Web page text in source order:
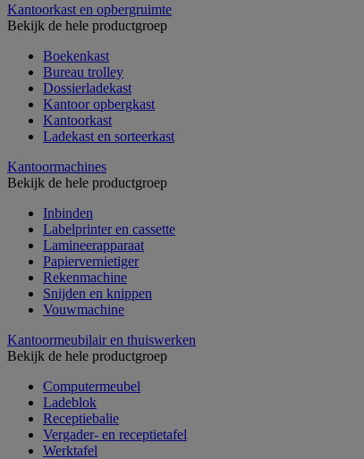
Kantoorkast en opbergruimte
Bekijk de hele productgroep
Boekenkast
Bureau trolley
Dossierladekast
Kantoor opbergkast
Kantoorkast
Ladekast en sorteerkast
Kantoormachines
Bekijk de hele productgroep
Inbinden
Labelprinter en cassette
Lamineerapparaat
Papiervernietiger
Rekenmachine
Snijden en knippen
Vouwmachine
Kantoormeubilair en thuiswerken
Bekijk de hele productgroep
Computermeubel
Ladeblok
Receptiebalie
Vergader- en receptietafel
Werktafel